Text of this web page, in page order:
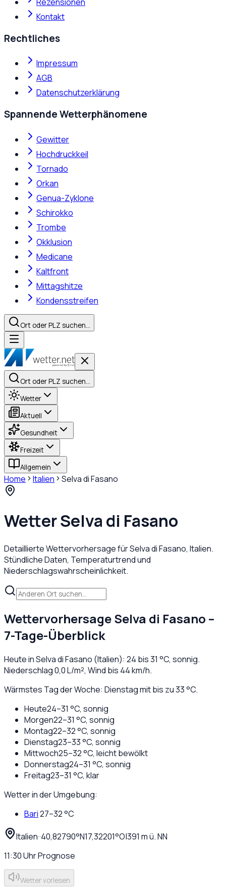
Kontakt
Rechtliches
Impressum
AGB
Datenschutzerklärung
Spannende Wetterphänomene
Gewitter
Hochdruckkeil
Tornado
Orkan
Genua-Zyklone
Schirokko
Trombe
Okklusion
Medicane
Kaltfront
Mittagshitze
Kondensstreifen
Ort oder PLZ suchen…
Ort oder PLZ suchen…
Wetter
Aktuell
Gesundheit
Freizeit
Allgemein
Home Italien Selva di Fasano
WetterSelva di Fasano
Detaillierte Wettervorhersage fürSelva di Fasano, Italien.
Stündliche Daten, Temperaturtrend und
Niederschlagswahrscheinlichkeit.
WettervorhersageSelva di Fasano –
7-Tage-Überblick
Heute inSelva di Fasano (Italien): 24 bis31 °C, sonnig.
Niederschlag0,0L/m², Wind bis 44km/h.
Wärmstes Tag der Woche: Dienstag mit bis zu 33 °C.
Heute24–31 °C, sonnig
Morgen22–31 °C, sonnig
Montag22–32°C, sonnig
Dienstag23–33°C, sonnig
Mittwoch25–32°C, leicht bewölkt
Donnerstag24–31 °C, sonnig
Freitag23–31 °C, klar
Wetter in der Umgebung:
Bari27–32°C
Italien··40,82790°N17,32201°O|391 m ü. NN
11:30UhrPrognose
Wetter vorlesen